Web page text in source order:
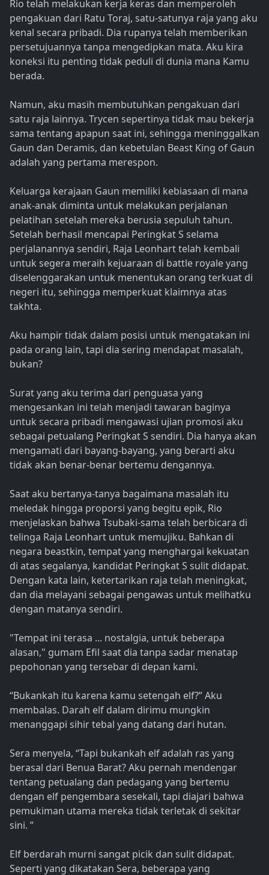
Rio telah melakukan kerja keras dan memperoleh
pengakuan dari Ratu Toraj, satu-satunya raja yang aku
kenal secara pribadi. Dia rupanya telah memberikan
persetujuannya tanpa mengedipkan mata. Aku kira
koneksi itu penting tidak peduli di dunia mana Kamu
berada.
Namun, aku masih membutuhkan pengakuan dari
satu raja lainnya. Trycen sepertinya tidak mau bekerja
sama tentang apapun saat ini, sehingga meninggalkan
Gaun dan Deramis, dan kebetulan Beast King of Gaun
adalah yang pertama merespon.
Keluarga kerajaan Gaun memiliki kebiasaan di mana
anak-anak diminta untuk melakukan perjalanan
pelatihan setelah mereka berusia sepuluh tahun.
Setelah berhasil mencapai Peringkat S selama
perjalanannya sendiri, Raja Leonhart telah kembali
untuk segera meraih kejuaraan di battle royale yang
diselenggarakan untuk menentukan orang terkuat di
negeri itu, sehingga memperkuat klaimnya atas
takhta.
Aku hampir tidak dalam posisi untuk mengatakan ini
pada orang lain, tapi dia sering mendapat masalah,
bukan?
Surat yang aku terima dari penguasa yang
mengesankan ini telah menjadi tawaran baginya
untuk secara pribadi mengawasi ujian promosi aku
sebagai petualang Peringkat S sendiri. Dia hanya akan
mengamati dari bayang-bayang, yang berarti aku
tidak akan benar-benar bertemu dengannya.
Saat aku bertanya-tanya bagaimana masalah itu
meledak hingga proporsi yang begitu epik, Rio
menjelaskan bahwa Tsubaki-sama telah berbicara di
telinga Raja Leonhart untuk memujiku. Bahkan di
negara beastkin, tempat yang menghargai kekuatan
di atas segalanya, kandidat Peringkat S sulit didapat.
Dengan kata lain, ketertarikan raja telah meningkat,
dan dia melayani sebagai pengawas untuk melihatku
dengan matanya sendiri.
"Tempat ini terasa ... nostalgia, untuk beberapa
alasan," gumam Efil saat dia tanpa sadar menatap
pepohonan yang tersebar di depan kami.
“Bukankah itu karena kamu setengah elf?” Aku
membalas. Darah elf dalam dirimu mungkin
menanggapi sihir tebal yang datang dari hutan.
Sera menyela, “Tapi bukankah elf adalah ras yang
berasal dari Benua Barat? Aku pernah mendengar
tentang petualang dan pedagang yang bertemu
dengan elf pengembara sesekali, tapi diajari bahwa
pemukiman utama mereka tidak terletak di sekitar
sini. ”
Elf berdarah murni sangat picik dan sulit didapat.
Seperti yang dikatakan Sera, beberapa yang